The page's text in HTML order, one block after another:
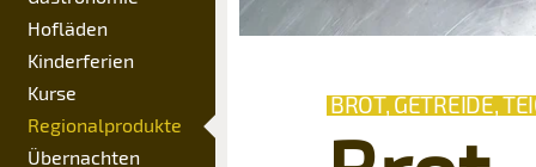
Hofläden
Kinderferien
Kurse
Regionalprodukte
Übernachten
BROT, GETREIDE,